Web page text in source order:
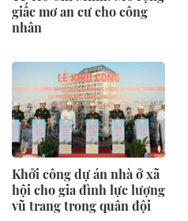
giấc mơ an cư cho công
nhân
Khởi công dự án nhà ở xã
hội cho gia đình lực lượng
vũ trang trong quân đội